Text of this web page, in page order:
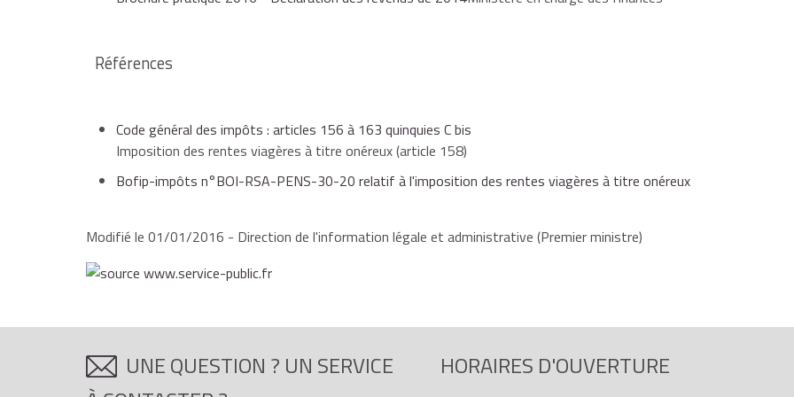
Références
Code général des impôts : articles 156 à 163 quinquies C bis
Imposition des rentes viagères à titre onéreux (article 158)
Bofip-impôts n°BOI-RSA-PENS-30-20 relatif à l'imposition des rentes viagères à titre onéreux
Modifié le 01/01/2016 - Direction de l'information légale et administrative (Premier ministre)
UNE QUESTION ? UN SERVICE
HORAIRES D'OUVERTURE